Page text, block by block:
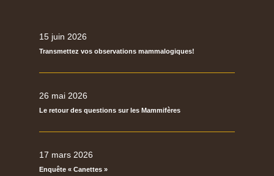
15 juin 2026
Transmettez vos observations mammalogiques!
26 mai 2026
Le retour des questions sur les Mammifères
17 mars 2026
Enquête « Canettes »